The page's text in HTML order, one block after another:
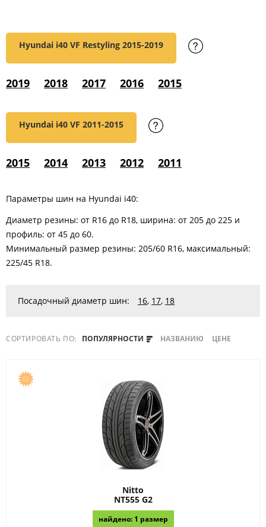
Hyundai i40 VF Restyling 2015-2019
2019 2018 2017 2016 2015
Hyundai i40 VF 2011-2015
2015 2014 2013 2012 2011
Параметры шин на Hyundai i40:
Диаметр резины: от R16 до R18, ширина: от 205 до 225 и
профиль: от 45 до 60.
Минимальный размер резины: 205/60 R16, максимальный:
225/45 R18.
Посадочный диаметр шин: 16, 17, 18
СОРТИРОВАТЬ ПО: ПОПУЛЯРНОСТИ НАЗВАНИЮ ЦЕНЕ
Nitto
NT555 G2
найдено: 1 размер